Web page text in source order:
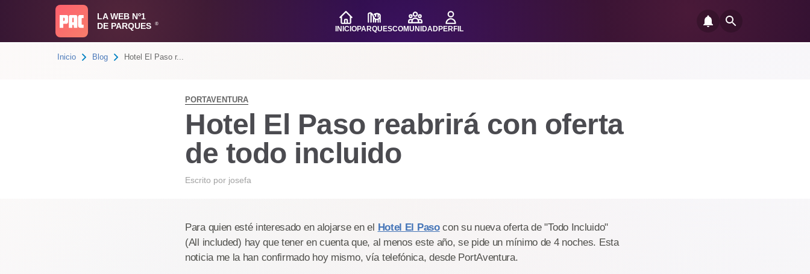
LA WEB Nº1
DE PARQUES
®
INICIOPARQUESCOMUNIDADPERFIL
Inicio Blog Hotel El Paso r...
PORTAVENTURA
Hotel El Paso reabrirá con oferta
de todo incluido
Escrito por josefa
Para quien esté interesado en alojarse en el Hotel El Pasocon su nueva oferta de "Todo Incluido"
(All included) hay que tener en cuenta que, al menos este año, se pide un mínimo de 4 noches. Esta
noticia me la han confirmado hoy mismo, vía telefónica, desde PortAventura.